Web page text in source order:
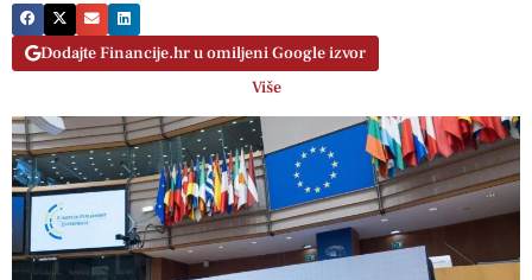
Dodajte Financije.hr u omiljeni Google izvor
Više